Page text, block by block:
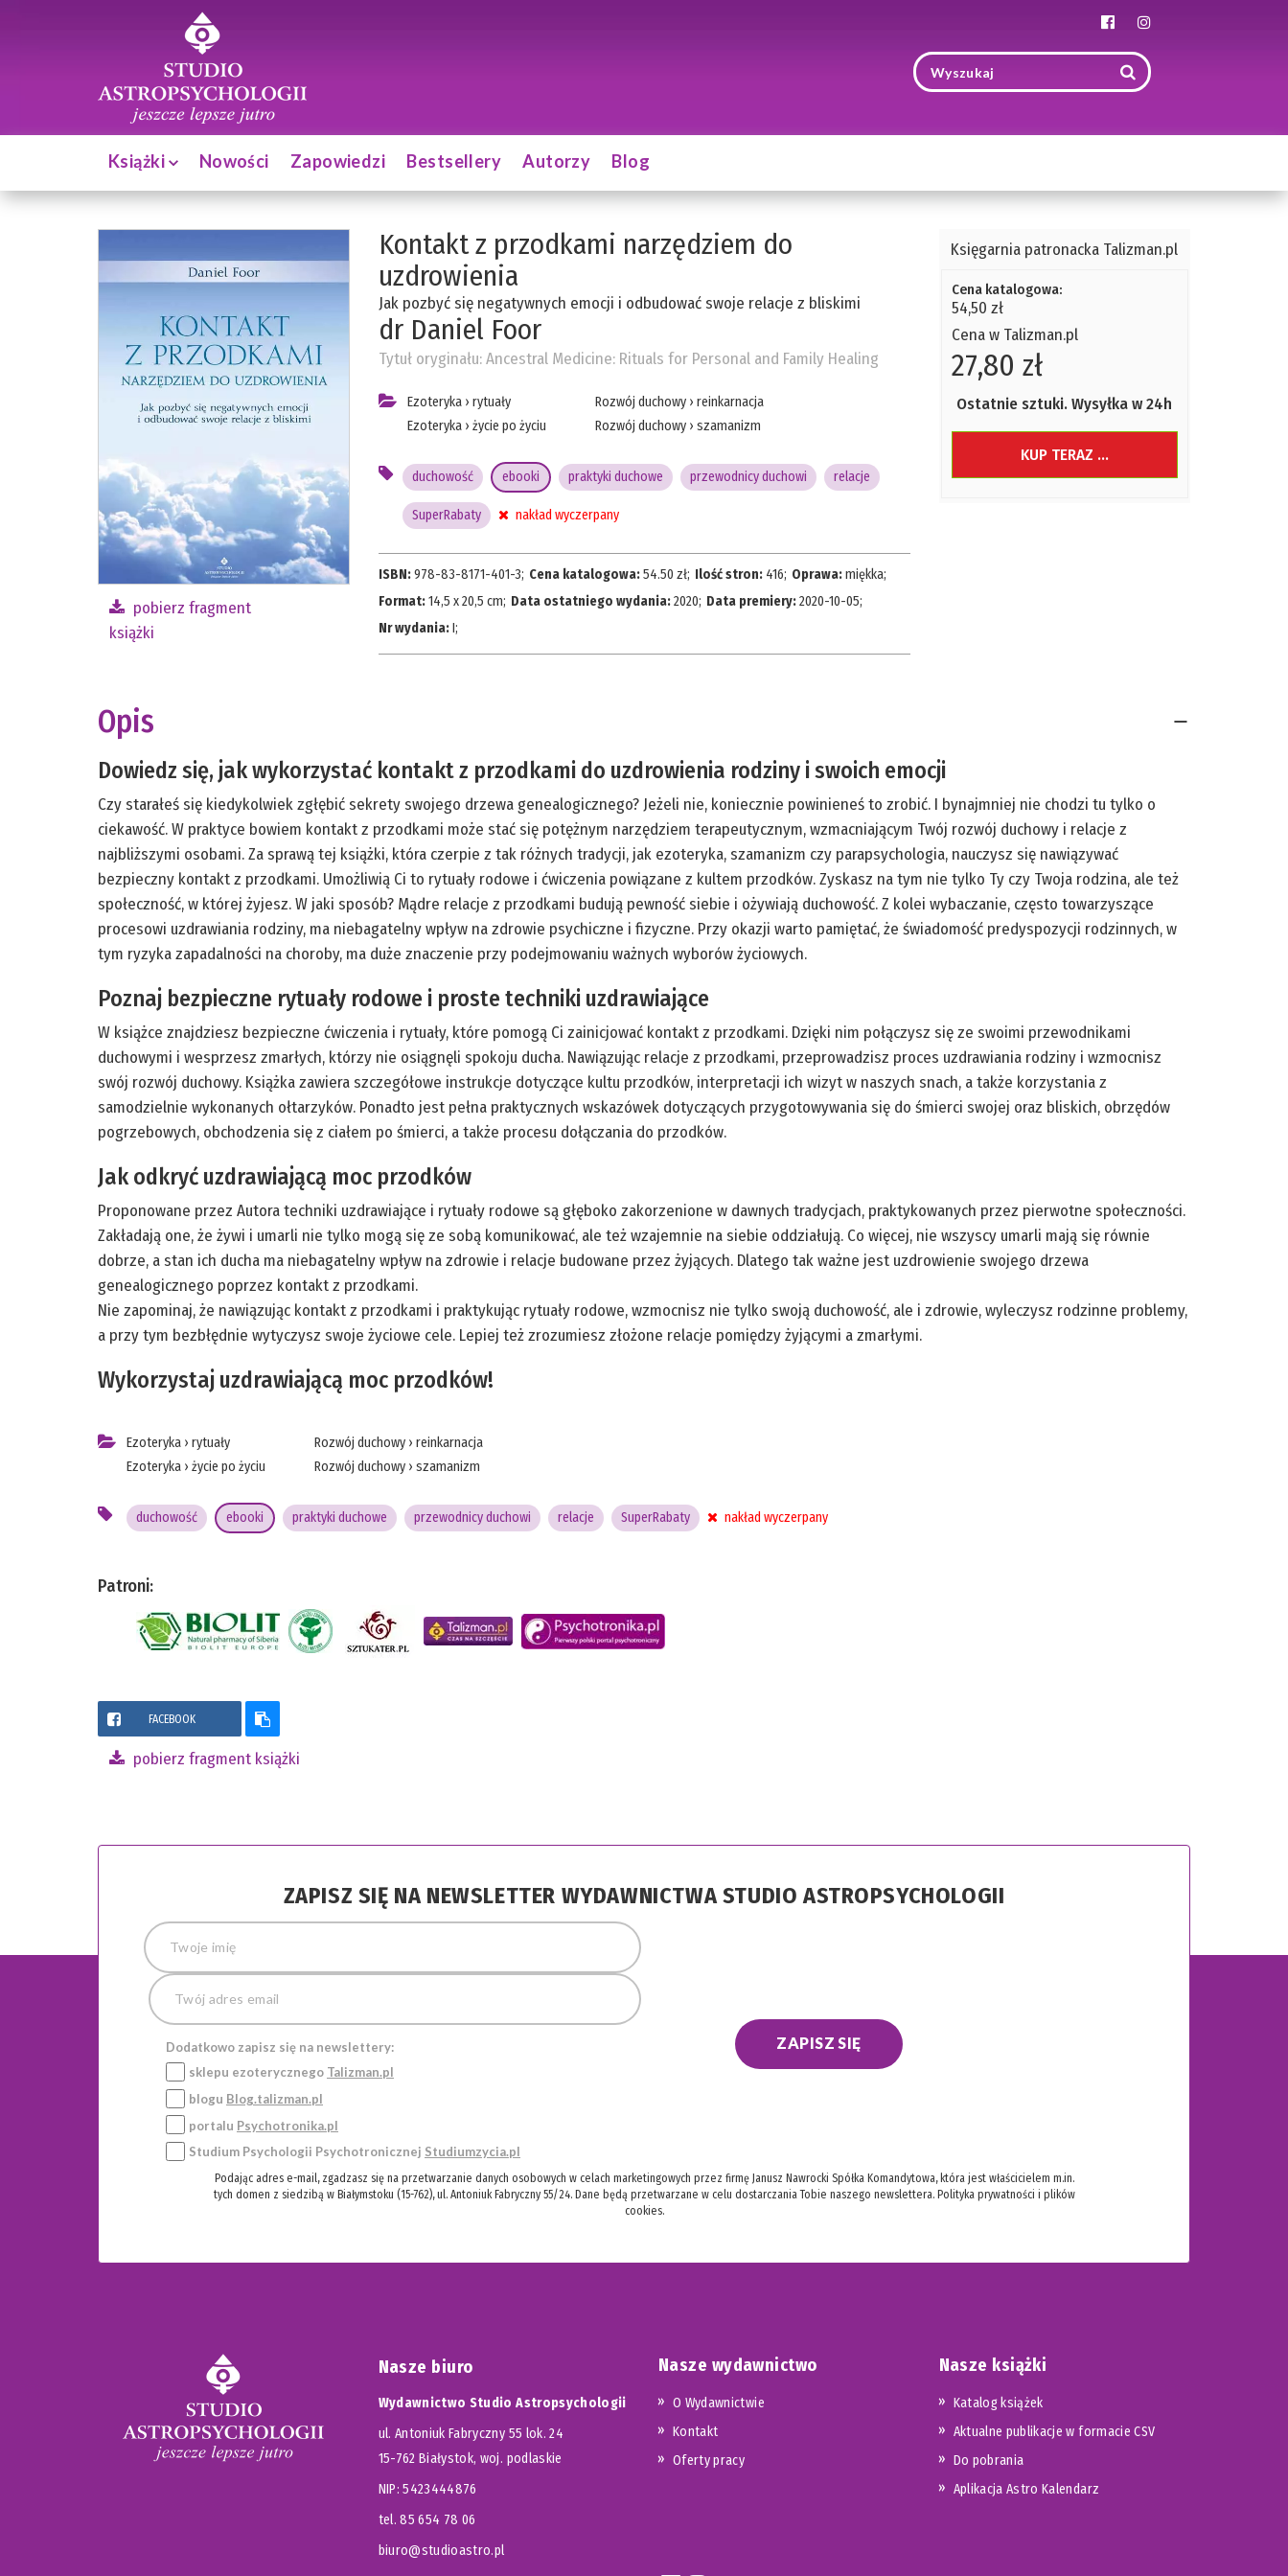
Książki Nowości Zapowiedzi Bestsellery Autorzy Blog
pobierz fragment
książki
Kontakt z przodkami narzędziem do
uzdrowienia
Jak pozbyć się negatywnych emocji i odbudować swoje relacje z bliskimi
dr Daniel Foor
Tytuł oryginału:Ancestral Medicine: Rituals for Personal and Family Healing
Ezoteryka› rytuały
Ezoteryka› życie po życiu
Rozwój duchowy› reinkarnacja
Rozwój duchowy› szamanizm
duchowość ebooki praktyki duchowe przewodnicy duchowi relacje
SuperRabaty nakład wyczerpany
ISBN:978-83-8171-401-3; Cena katalogowa:54.50 zł; Ilość stron: 416; Oprawa:miękka;
Format: 14,5 x 20,5 cm; Data ostatniego wydania:2020; Data premiery:2020-10-05;
Nr wydania:I;
Księgarnia patronacka Talizman.pl
Cena katalogowa:
54,50 zł
Cena w Talizman.pl
27,80 zł
Ostatnie sztuki. Wysyłka w 24h
KUP TERAZ ...
Opis
Dowiedz się, jak wykorzystać kontakt z przodkami do uzdrowienia rodziny i swoich emocji
Czy starałeś się kiedykolwiek zgłębić sekrety swojego drzewa genealogicznego? Jeżeli nie, koniecznie powinieneś to zrobić. I bynajmniej nie chodzi tu tylko o
ciekawość. W praktyce bowiem kontakt z przodkami może stać się potężnym narzędziem terapeutycznym, wzmacniającym Twój rozwój duchowy i relacje z
najbliższymi osobami. Za sprawą tej książki, która czerpie z tak różnych tradycji, jak ezoteryka, szamanizm czy parapsychologia, nauczysz się nawiązywać
bezpieczny kontakt z przodkami. Umożliwią Ci to rytuały rodowe i ćwiczenia powiązane z kultem przodków. Zyskasz na tym nie tylko Ty czy Twoja rodzina, ale też
społeczność, w której żyjesz. W jaki sposób? Mądre relacje z przodkami budują pewność siebie i ożywiają duchowość. Z kolei wybaczanie, często towarzyszące
procesowi uzdrawiania rodziny, ma niebagatelny wpływ na zdrowie psychiczne i fizyczne. Przy okazji warto pamiętać, że świadomość predyspozycji rodzinnych, w
tym ryzyka zapadalności na choroby, ma duże znaczenie przy podejmowaniu ważnych wyborów życiowych.
Poznaj bezpieczne rytuały rodowe i proste techniki uzdrawiające
W książce znajdziesz bezpieczne ćwiczenia i rytuały, które pomogą Ci zainicjować kontakt z przodkami. Dzięki nim połączysz się ze swoimi przewodnikami
duchowymi i wesprzesz zmarłych, którzy nie osiągnęli spokoju ducha. Nawiązując relacje z przodkami, przeprowadzisz proces uzdrawiania rodziny i wzmocnisz
swój rozwój duchowy. Książka zawiera szczegółowe instrukcje dotyczące kultu przodków, interpretacji ich wizyt w naszych snach, a także korzystania z
samodzielnie wykonanych ołtarzyków. Ponadto jest pełna praktycznych wskazówek dotyczących przygotowywania się do śmierci swojej oraz bliskich, obrzędów
pogrzebowych, obchodzenia się z ciałem po śmierci, a także procesu dołączania do przodków.
Jak odkryć uzdrawiającą moc przodków
Proponowane przez Autora techniki uzdrawiające i rytuały rodowe są głęboko zakorzenione w dawnych tradycjach, praktykowanych przez pierwotne społeczności.
Zakładają one, że żywi i umarli nie tylko mogą się ze sobą komunikować, ale też wzajemnie na siebie oddziałują. Co więcej, nie wszyscy umarli mają się równie
dobrze, a stan ich ducha ma niebagatelny wpływ na zdrowie i relacje budowane przez żyjących. Dlatego tak ważne jest uzdrowienie swojego drzewa
genealogicznego poprzez kontakt z przodkami.
Nie zapominaj, że nawiązując kontakt z przodkami i praktykując rytuały rodowe, wzmocnisz nie tylko swoją duchowość, ale i zdrowie, wyleczysz rodzinne problemy,
a przy tym bezbłędnie wytyczysz swoje życiowe cele. Lepiej też zrozumiesz złożone relacje pomiędzy żyjącymi a zmarłymi.
Wykorzystaj uzdrawiającą moc przodków!
Ezoteryka › rytuały
Ezoteryka › życie po życiu
Rozwój duchowy › reinkarnacja
Rozwój duchowy › szamanizm
duchowość ebooki praktyki duchowe przewodnicy duchowi relacje SuperRabaty nakład wyczerpany
Patroni:
FACEBOOK
pobierz fragment książki
ZAPISZ SIĘ NA NEWSLETTER WYDAWNICTWA STUDIO ASTROPSYCHOLOGII
Dodatkowo zapisz się na newslettery:
sklepu ezoterycznego Talizman.pl
blogu Blog.talizman.pl
portalu Psychotronika.pl
Studium Psychologii Psychotronicznej Studiumzycia.pl
ZAPISZ SIĘ
Podając adres e-mail, zgadzasz się na przetwarzanie danych osobowych w celach marketingowych przez firmę Janusz Nawrocki Spółka Komandytowa, która jest właścicielem m.in.
tych domen z siedzibą w Białymstoku (15-762), ul. Antoniuk Fabryczny 55/24. Dane będą przetwarzane w celu dostarczania Tobie naszego newslettera. Polityka prywatności i plików
cookies.
Nasze biuro
Wydawnictwo Studio Astropsychologii
ul. Antoniuk Fabryczny 55 lok. 24
15-762 Białystok, woj. podlaskie
NIP: 5423444876
tel. 85 654 78 06
biuro@studioastro.pl
Nasze wydawnictwo
O Wydawnictwie
Kontakt
Oferty pracy
Nasze książki
Katalog książek
Aktualne publikacje w formacie CSV
Do pobrania
Aplikacja Astro Kalendarz